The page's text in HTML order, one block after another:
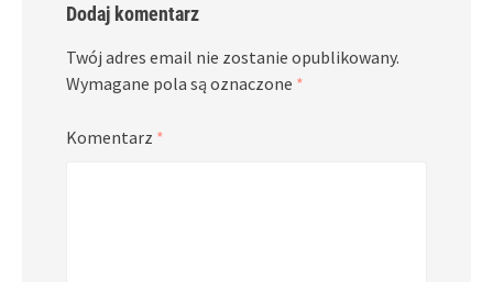
Dodaj komentarz
Twój adres email nie zostanie opublikowany.
Wymagane pola są oznaczone *
Komentarz *